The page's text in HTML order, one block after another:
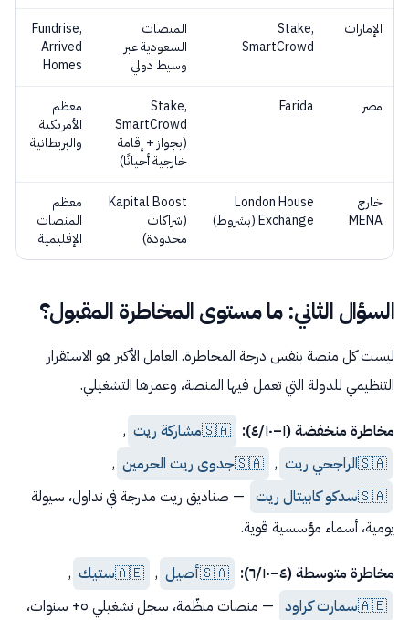
الإمارات
Stake,
SmartCrowd
المنصات
السعودية عبر
وسيط دولي
Fundrise,
Arrived
Homes
مصر Farida
Stake,
SmartCrowd
(بجواز + إقامة
خارجية أحيانًا)
معظم
الأمريكية
والبريطانية
خارج
MENA
London House
Exchange (بشروط)
Kapital Boost
(شراكات
محدودة)
معظم
المنصات
الإقليمية
السؤال الثاني: ما مستوى المخاطرة المقبول؟
ليست كل منصة بنفس درجة المخاطرة. العامل الأكبر هو الاستقرار
التنظيمي للدولة التي تعمل فيها المنصة، وعمرها التشغيلي.
مخاطرة منخفضة (١–٤/١٠): 🇸🇦مشاركة ريت ,
🇸🇦الراجحي ريت ,
🇸🇦جدوى ريت الحرمين ,
🇸🇦سدكو كابيتال ريت — صناديق ريت مدرجة في تداول، سيولة
يومية، أسماء مؤسسية قوية.
مخاطرة متوسطة (٤–٦/١٠): 🇸🇦أصيل ,
🇦🇪ستيك ,
🇦🇪سمارت كراود
— منصات منظّمة، سجل تشغيلي ٥+ سنوات،